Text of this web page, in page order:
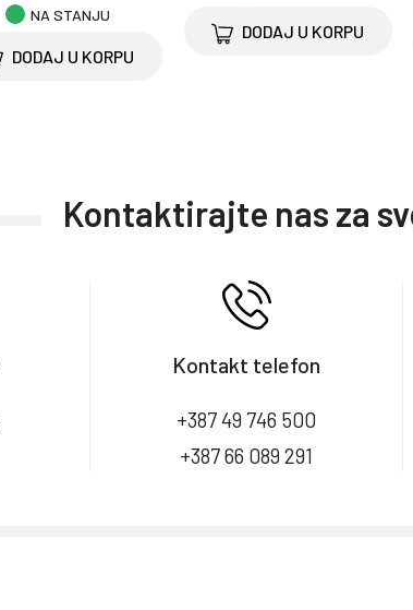
NA STANJU
DODAJ U KORPU
DODAJ U KORPU
Kontaktirajte nas za
Kontakt telefon
+387 49 746 500
+387 66 089 291